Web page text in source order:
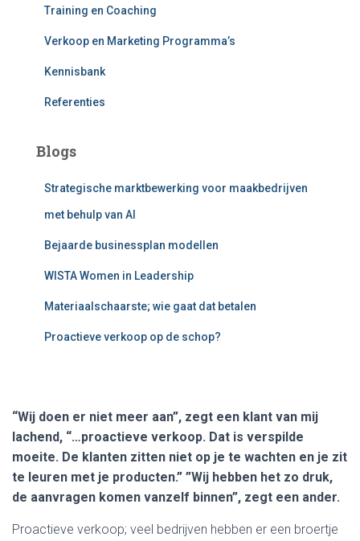
Training en Coaching
Verkoop en Marketing Programma’s
Kennisbank
Referenties
Blogs
Strategische marktbewerking voor maakbedrijven
met behulp van AI
Bejaarde businessplan modellen
WISTA Women in Leadership
Materiaalschaarste; wie gaat dat betalen
Proactieve verkoop op de schop?
“Wij doen er niet meer aan”, zegt een klant van mij
lachend, “…proactieve verkoop. Dat is verspilde
moeite. De klanten zitten niet op je te wachten en je zit
te leuren met je producten.” ”Wij hebben het zo druk,
de aanvragen komen vanzelf binnen”, zegt een ander.
Proactieve verkoop; veel bedrijven hebben er een broertje